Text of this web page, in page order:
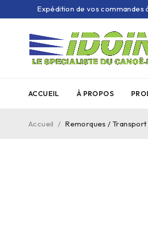
Expédition de vos
ACCUEIL À PROPOS
Accueil / Remorques / Transport